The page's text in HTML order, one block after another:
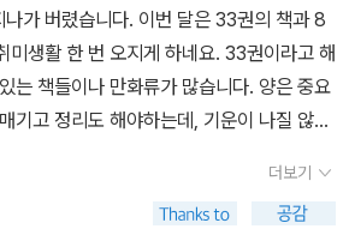
가 버렸습니다. 이번 달은 33권의 책과 8
미생활 한 번 오지게 하네요. 33권이라고 해
는 책들이나 만화류가 많습니다. 양은 중요
기고 정리도 해야하는데, 기운이 나질 않네
간입니다. 7월 출간된 <니체와 걷다>를 제
따끈따끈한 신간들입니다. 도서관 신간신
더보기